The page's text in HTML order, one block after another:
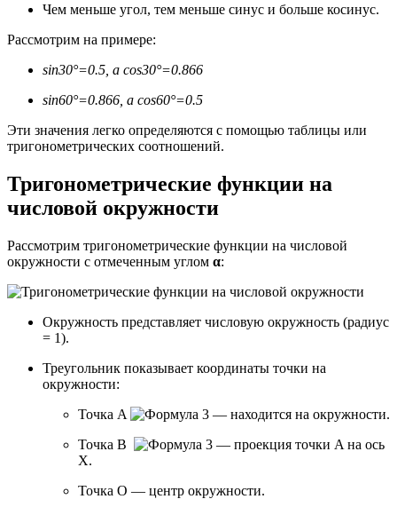
Чем меньше угол, тем меньше синус и больше косинус.
Рассмотрим на примере:
sin30°=0.5, а cos30°=0.866
sin60°=0.866, а cos60°=0.5
Эти значения легко определяются с помощью таблицы или
тригонометрических соотношений.
Тригонометрические функции на
числовой окружности
Рассмотрим тригонометрические функции на числовой
окружности с отмеченным углом α:
Окружность представляет числовую окружность (радиус
= 1).
Треугольник показывает координаты точки на
окружности:
Точка A
— находится на окружности.
Точка B
— проекция точки A на ось
X.
Точка O — центр окружности.